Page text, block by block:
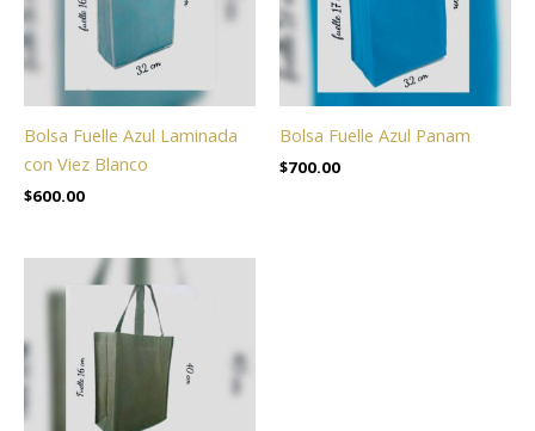
Bolsa Fuelle Azul Laminada
con Viez Blanco
$600.00
Bolsa Fuelle Azul Panam
$700.00